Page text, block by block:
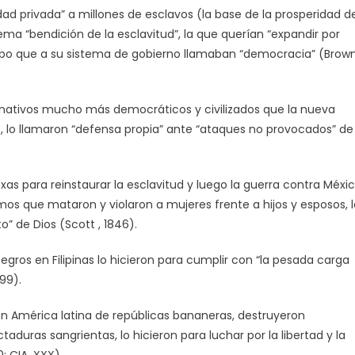
privada” a millones de esclavos (la base de la prosperidad
“bendición de la esclavitud”, la que querían “expandir por
que a su sistema de gobierno llamaban “democracia”
mucho más democráticos y civilizados que la nueva
llamaron “defensa propia” ante “ataques no provocados” de
para reinstaurar la esclavitud y luego la guerra contra
que mataron y violaron a mujeres frente a hijos y esposos,
de Dios (Scott , 1846).
en Filipinas lo hicieron para cumplir con “la pesada carga
América latina de repúblicas bananeras, destruyeron
sangrientas, lo hicieron para luchar por la libertad y la